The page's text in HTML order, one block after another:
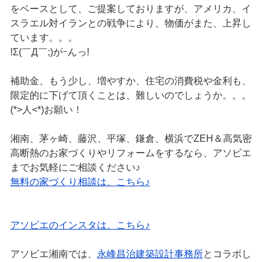
をベースとして、ご提案しておりますが、アメリカ、イ
スラエル対イランとの戦争により、物価がまた、上昇し
ています。。。
!Σ(￣Д￣;)がｰんっ!
補助金、もう少し、増やすか、住宅の消費税や金利も、
限定的に下げて頂くことは、難しいのでしょうか。。。
(*>人<*)お願い！
湘南、茅ヶ崎、藤沢、平塚、鎌倉、横浜でZEH＆高気密
高断熱のお家づくりやリフォームをするなら、アソビエ
までお気軽にご相談ください♪
無料の家づくり相談は、こちら♪
アソビエのインスタは、こちら♪
アソビエ湘南では、 永峰昌治建築設計事務所とコラボし